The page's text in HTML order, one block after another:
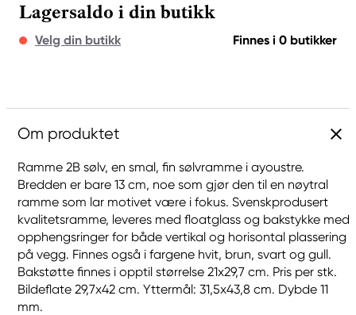
Lagersaldo i din butikk
Velg din butikk Finnes i 0 butikker
Om produktet
Ramme 2B sølv, en smal, fin sølvramme i ayoustre.
Bredden er bare 13 cm, noe som gjør den til en nøytral
ramme som lar motivet være i fokus. Svenskprodusert
kvalitetsramme, leveres med floatglass og bakstykke med
opphengsringer for både vertikal og horisontal plassering
på vegg. Finnes også i fargene hvit, brun, svart og gull.
Bakstøtte finnes i opptil størrelse 21x29,7 cm. Pris per stk.
Bildeflate 29,7x42 cm. Yttermål: 31,5x43,8 cm. Dybde 11
mm.